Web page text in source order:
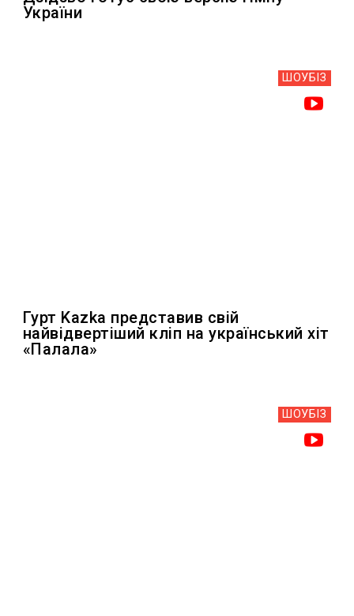
України
ШОУБIЗ
Гурт Kazka представив свій
найвідвертіший кліп на український хіт
«Палала»
ШОУБIЗ